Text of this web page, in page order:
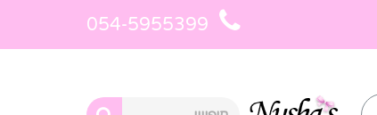
054-5955399